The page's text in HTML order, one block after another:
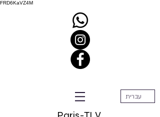
FRD6KaVZ4M
עברית